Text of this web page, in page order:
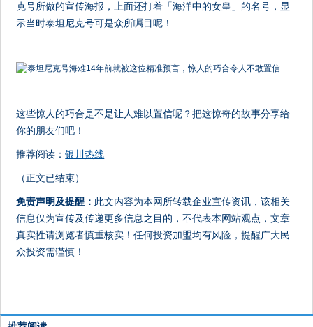
克号所做的宣传海报，上面还打着「海洋中的女皇」的名号，显
示当时泰坦尼克号可是众所瞩目呢！
这些惊人的巧合是不是让人难以置信呢？把这惊奇的故事分享给
你的朋友们吧！
推荐阅读：银川热线
（正文已结束）
免责声明及提醒： 此文内容为本网所转载企业宣传资讯，该相关
信息仅为宣传及传递更多信息之目的，不代表本网站观点，文章
真实性请浏览者慎重核实！任何投资加盟均有风险，提醒广大民
众投资需谨慎！